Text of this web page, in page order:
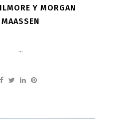
Y MORGAN
MAASSEN
...